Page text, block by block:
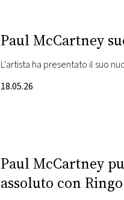
Paul McCartney
L'artista ha presentato il suo
18.05.26
Paul McCartney
assoluto con